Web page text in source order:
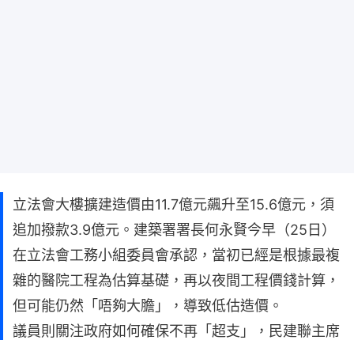
立法會大樓擴建造價由11.7億元飆升至15.6億元，須
追加撥款3.9億元。建築署署長何永賢今早（25日）
在立法會工務小組委員會承認，當初已經是根據最複
雜的醫院工程為估算基礎，再以夜間工程價錢計算，
但可能仍然「唔夠大膽」，導致低估造價。
議員則關注政府如何確保不再「超支」，民建聯主席